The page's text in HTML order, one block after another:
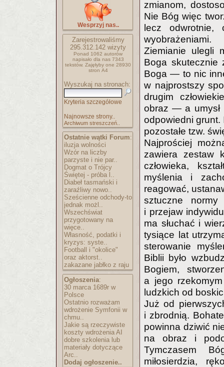
Wesprzyj nas..
Zarejestrowaliśmy
295.312.142 wizyty
Ponad 1062 autorów
napisało dla nas 7343
tekstów. Zajęłyby one 28930
stron A4
Wyszukaj na stronach:
Kryteria szczegółowe
Najnowsze strony..
Archiwum streszczeń..
Ostatnie wątki Forum:
iluzja wolności
Wzór na liczby
parzyste i nie par..
Dogmat o Trójcy
Świętej - próba l..
Diabeł tasmański i
zaraźliwy nowo..
Sześcienne odchody-to
jednak możl..
Wszechświat
przygotowany na
więce..
Własność, podatki i
kryzys: syste..
Football i "okolice"
oraz aktorst..
zakazane jabłko z raju
Ogłoszenia:
30 marca 1689r w
Polsce
Ostatnio rozważam
wdrożenie Symfonii w
chmu..
Jakie są rzeczywiste
koszty wdrożenia AI
dobre szkolenia lub
materiały dotyczące
Arc..
Dodaj ogłoszenie..
zmianom,
Nie Bóg więc
lecz odwrotnie,
wyobrażeniami.
Ziemianie ulegli
Boga skutecznie
Boga — to nic
w najprostszy
drugim
obraz — a umysł
odpowiedni grunt.
pozostałe tzw.
Najprościej
zawiera zestaw
człowieka,
myślenia i
reagować,
sztuczne
i przejaw
ma słuchać i
tysiące lat
sterowanie
Biblii było
Bogiem,
a jego
ludzkich od
Już od
i zbrodnią.
powinna dziwić
na obraz i
Tymczasem
miłosierdzia,